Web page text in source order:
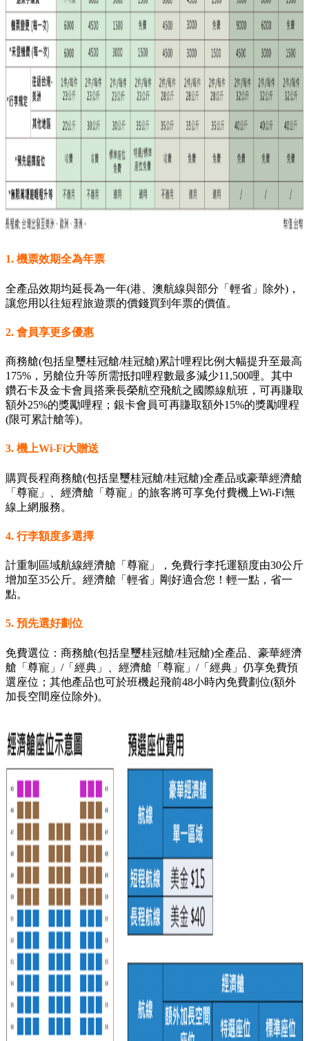
1. 機票效期全為年票
全產品效期均延長為一年(港、澳航線與部分「輕省」除外)，
讓您用以往短程旅遊票的價錢買到年票的價值。
2. 會員享更多優惠
商務艙(包括皇璽桂冠艙/桂冠艙)累計哩程比例大幅提升至最高
175%，另艙位升等所需抵扣哩程數最多減少11,500哩。其中
鑽石卡及金卡會員搭乘長榮航空飛航之國際線航班，可再賺取
額外25%的獎勵哩程；銀卡會員可再賺取額外15%的獎勵哩程
(限可累計艙等)。
3. 機上Wi-Fi大贈送
購買長程商務艙(包括皇璽桂冠艙/桂冠艙)全產品或豪華經濟艙
「尊寵」、經濟艙「尊寵」的旅客將可享免付費機上Wi-Fi無
線上網服務。
4. 行李額度多選擇
計重制區域航線經濟艙「尊寵」，免費行李托運額度由30公斤
增加至35公斤。經濟艙「輕省」剛好適合您！輕一點，省一
點。
5. 預先選好劃位
免費選位：商務艙(包括皇璽桂冠艙/桂冠艙)全產品、豪華經濟
艙「尊寵」/「經典」、經濟艙「尊寵」/「經典」仍享免費預
選座位；其他產品也可於班機起飛前48小時內免費劃位(額外
加長空間座位除外)。